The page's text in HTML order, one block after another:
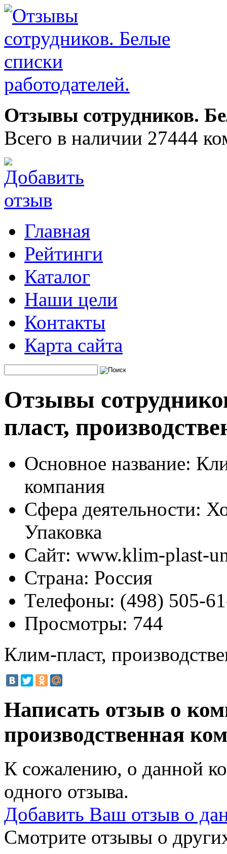
Отзывы сотрудников.
Всего в наличии 27444
Главная
Рейтинги
Каталог
Наши цели
Контакты
Карта сайта
Отзывы
пласт,
Основное название:
компания
Сфера деятельности:
Упаковка
Сайт: www.klim-plast-
Страна: Россия
Телефоны: (498) 505-
Просмотры: 744
Клим-пласт,
Написать отзыв о
производственная
К сожалению, о данной
одного отзыва.
Добавить Ваш отзыв о
Смотрите отзывы о